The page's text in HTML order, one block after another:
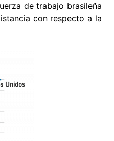
de trabajo brasileña
con respecto a la